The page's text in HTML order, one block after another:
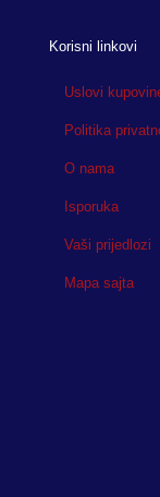
Korisni linkovi
Uslovi
Politika
O nama
Isporuka
Vaši prijedlozi
Mapa sajta